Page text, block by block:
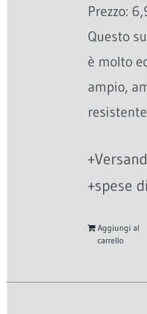
Prezzo:
Questo
è molto
ampio,
+spese
Aggiungi al
carrello